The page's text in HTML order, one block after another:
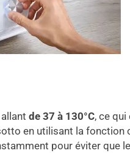
de 37 à 130°C, ce
en utilisant la fonction
pour éviter que